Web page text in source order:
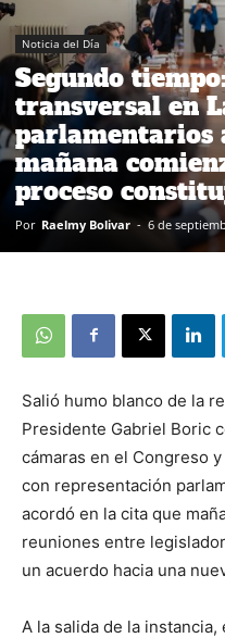
Noticia del Día
Segundo
transversal en
parlamentarios
mañana
proceso
Por Raelmy Bolivar - 6 de
Salió humo blanco de la
Presidente Gabriel Boric
cámaras en el Congreso
con representación
acordó en la cita que
reuniones entre
un acuerdo hacia una
A la salida de la